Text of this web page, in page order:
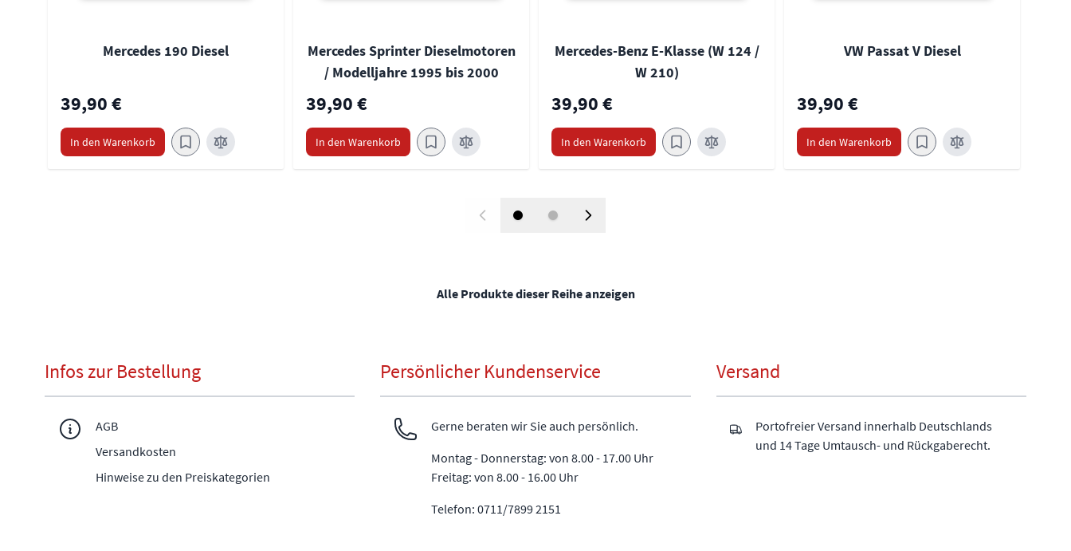
Mercedes 190 Diesel
39,90 €
In den Warenkorb
Mercedes Sprinter Dieselmotoren
/ Modelljahre 1995 bis 2000
39,90 €
In den Warenkorb
Mercedes-Benz E-Klasse (W 124 /
W 210)
39,90 €
In den Warenkorb
VW Passat V Diesel
39,90 €
In den Warenkorb
Alle Produkte dieser Reihe anzeigen
Infos zur Bestellung
AGB
Versandkosten
Hinweise zu den Preiskategorien
Persönlicher Kundenservice
Gerne beraten wir Sie auch persönlich.
Montag - Donnerstag: von 8.00 - 17.00 Uhr
Freitag: von 8.00 - 16.00 Uhr
Telefon: 0711/7899 2151
Versand
Portofreier Versand innerhalb Deutschlands
und 14 Tage Umtausch- und Rückgaberecht.